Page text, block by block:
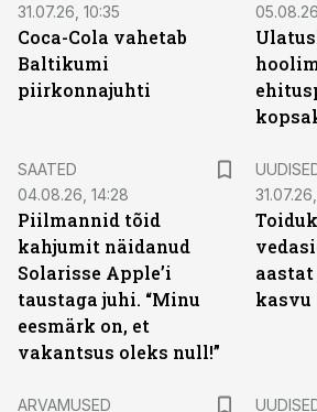
31.07.26, 10:35
Coca-Cola vahetab
Baltikumi
piirkonnajuhti
SAATED
04.08.26, 14:28
Piilmannid tõid
kahjumit näidanud
Solarisse Apple’i
taustaga juhi. “Minu
eesmärk on, et
vakantsus oleks null!”
aastat
kasvu
ARVAMUSED